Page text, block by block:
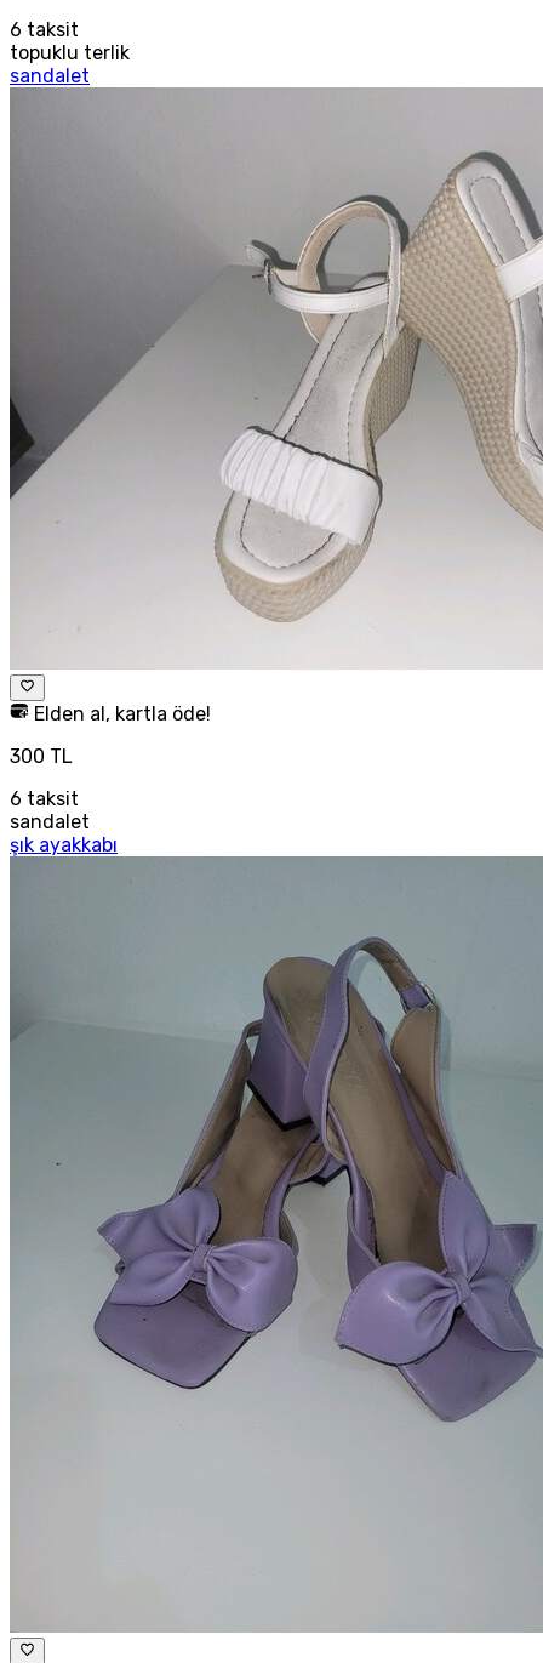
6 taksit
topuklu terlik
sandalet
Elden al, kartla öde!
300 TL
6 taksit
sandalet
şık ayakkabı